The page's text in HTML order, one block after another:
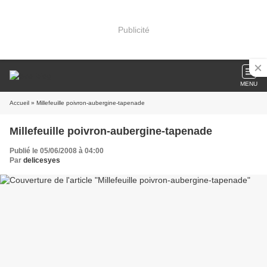
Publicité
MENU
Accueil » Millefeuille poivron-aubergine-tapenade
Millefeuille poivron-aubergine-tapenade
Publié le 05/06/2008 à 04:00
Par delicesyes